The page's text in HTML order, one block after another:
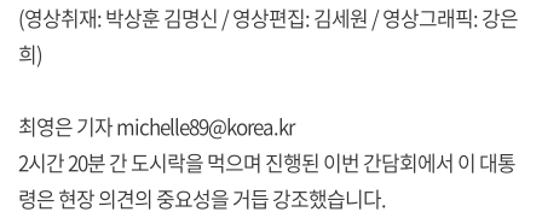
(영상취재: 박상훈 김명신 / 영상편집: 김세원 / 영상그래픽: 강은
희)
최영은 기자 michelle89@korea.kr
2시간 20분 간 도시락을 먹으며 진행된 이번 간담회에서 이 대통
령은 현장 의견의 중요성을 거듭 강조했습니다.